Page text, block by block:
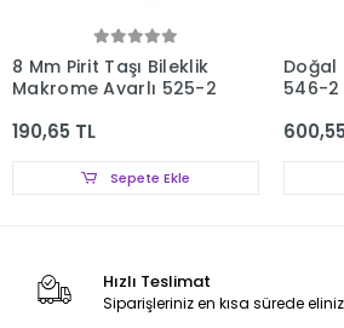
8 Mm Pirit Taşı Bileklik
Makrome Ayarlı 525-2
190,65 TL
Sepete Ekle
Doğal
546-2
Hızlı Teslimat
Siparişleriniz en kısa sürede